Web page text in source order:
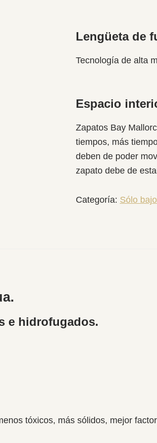
Lengüeta de
Tecnología de alta
Espacio
Zapatos Bay
tiempos, más
deben de poder
zapato debe de
Categoría: Sólo
e hidrofugados.
tóxicos, más sólidos, mejor factor